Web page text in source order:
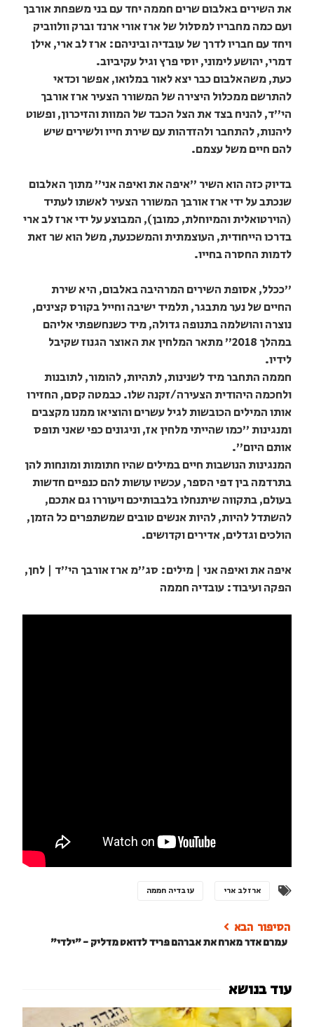
את השירים באלבום שרים חממה יחד עם בני משפחת אורבך
ועם כמה מחבריו למסלול של ארז אורי ארנד וברק וולווביק
ויחד עם חבריו לדרך של עובדיה וביניהם: ארז לב ארי, אילן
דמרי, יהושע לימוני, יוסי פרץ וגיל עקיביוב.
כעת, משהאלבום כבר יצא לאור במלואו, אפשר וכדאי
להתרשם ממכלול היצירה של המשורר הצעיר ארז אורבך
הי"ד, להניח בצד את הצל הכבד של המוות והזיכרון, ופשוט
ליהנות, להתחבר ולהזדהות עם שירת חייו ולשירים שיש
להם חיים משל עצמם.
בדיוק כזה הוא השיר "איפה את ואיפה אני" מתוך האלבום
שנכתב על ידי ארז אורבך המשורר הצעיר לאשתו לעתיד
(הוירטואלית והמיוחלת, כמובן), המבוצע על ידי ארז לב ארי
בדרכו הייחודית, העוצמתית והמשכנעת, משל הוא שר זאת
לדמות החסרה בחייו.
"ככלל, אסופת השירים המרהיבה באלבום, היא שירת
החיים של נער מתבגר, תלמיד ישיבה וחייל בקורס קצינים,
נוצרה והושלמה בתנופה גדולה, מיד כשנחשפתי אליהם
במהלך 2018" מתאר המלחין את האוצר הגנוז שקיבל
לידיו.
חממה התחבר מיד לשנינות, לתהיות, להומור, לתובנות
ולחכמה היהודית הצעירה/זקנה שלו. כבמטה קסם, החזירו
אותו המילים הכובשות לגיל עשרים והוציאו ממנו מקצבים
ומנגינות "כמו שהייתי מלחין אז, וניגונים כפי שאני תופס
אותם היום".
המנגינות הנושבות חיים במילים שהיו חתומות ומונחות להן
בתרדמה בין דפי הספר, עכשיו עושות להם כנפיים חדשות
בעולם, בתקווה שיתנחלו בלבבותיכם ויעוררו גם אתכם,
להשתדל להיות, להיות אנשים טובים שמשתפרים כל הזמן,
הולכים וגדלים, אדירים וקדושים.
איפה את ואיפה אני | מילים: סג"מ ארז אורבך הי"ד | לחן,
הפקה ועיבוד: עובדיה חממה
ארז לב ארי עובדיה חממה
עמרם אדר מארח את אברהם פריד לדואט מדליק - "ילדי"